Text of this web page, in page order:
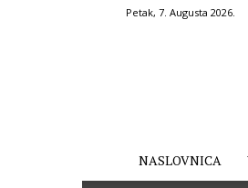
Petak, 7. Augusta 2026.
NASLOVNICA